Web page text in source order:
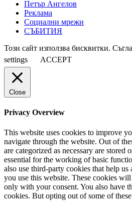
Петър Ангелов
Реклама
Социални мрежи
СЪБИТИЯ
Този сайт използва бисквитки.
settings
ACCEPT
Close
Privacy Overview
This website uses cookies to improve
navigate through the website. Out of
are categorized as necessary are stored
essential for the working of basic
also use third-party cookies that help
you use this website. These cookies
only with your consent. You also have
cookies. But opting out of some of